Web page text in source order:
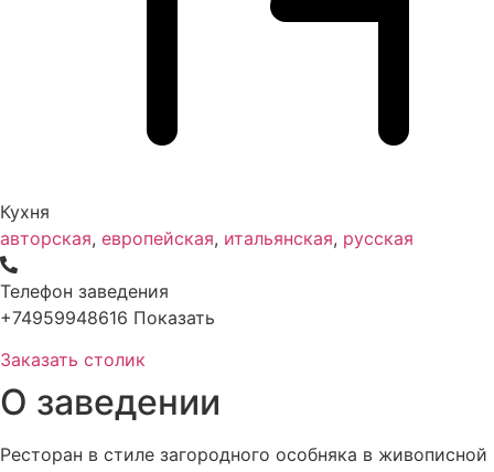
Кухня
авторская, европейская, итальянская, русская
Телефон заведения
+74959948616 Показать
Заказать столик
О заведении
Ресторан в стиле загородного особняка в живописной